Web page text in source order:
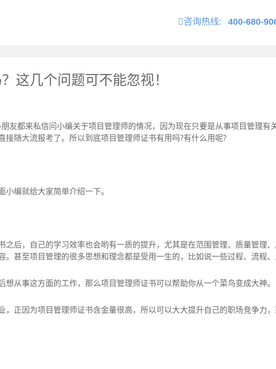
咨询热线: 400-680-
这几个问题可不能忽视！
友都来私信问小编关于项目管理师的情况，因为现在只要是从事项目管理有
随大流报考了。所以到底项目管理师证书有用吗?有什么用呢?
编就给大家简单介绍一下。
后，自己的学习效率也会哟有一质的提升，尤其是在范围管理、质量管理
甚至项目管理的很多思想和理念都是受用一生的，比如说一些过程、流程、
从事这方面的工作，那么项目管理师证书可以帮助你从一个菜鸟变成大神。
正因为项目管理师证书含金量很高，所以可以大大提升自己的职场竞争力